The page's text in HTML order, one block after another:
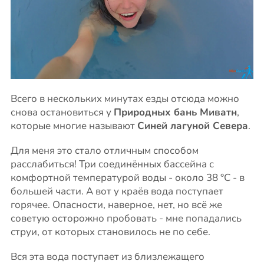
Всего в нескольких минутах езды отсюда можно
снова остановиться у Природных бань Миватн,
которые многие называют Синей лагуной Севера.
Для меня это стало отличным способом
расслабиться! Три соединённых бассейна с
комфортной температурой воды - около 38 °C - в
большей части. А вот у краёв вода поступает
горячее. Опасности, наверное, нет, но всё же
советую осторожно пробовать - мне попадались
струи, от которых становилось не по себе.
Вся эта вода поступает из близлежащего